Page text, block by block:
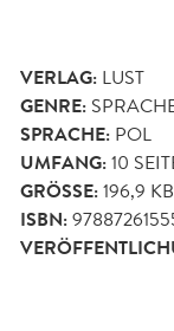
VERLAG: LUST
GENRE:
SPRACHE: POL
UMFANG:10
GRÖSSE: 196,9 KB
ISBN: